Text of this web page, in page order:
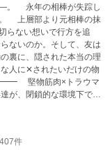
し
上層部より元相棒の抹
らない想いで行方を追
ないのか。そして、友は
裏に、隠された本当の理
が、閉鎖的な環境下で互
係になっていくお話。
るのは後半からです(遅)
現、軽度の性表現、鬱
件